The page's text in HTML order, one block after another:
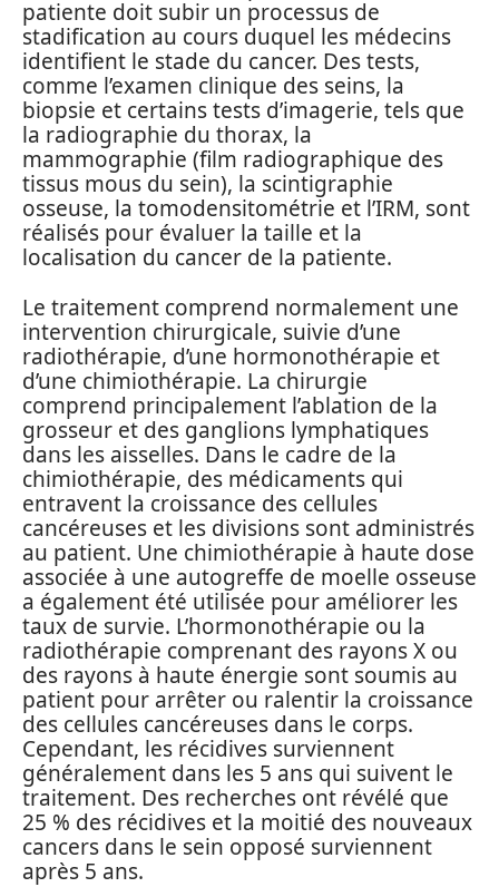
patiente doit subir un processus de
stadification au cours duquel les médecins
identifient le stade du cancer. Des tests,
comme l’examen clinique des seins, la
biopsie et certains tests d’imagerie, tels que
la radiographie du thorax, la
mammographie (film radiographique des
tissus mous du sein), la scintigraphie
osseuse, la tomodensitométrie et l’IRM, sont
réalisés pour évaluer la taille et la
localisation du cancer de la patiente.
Le traitement comprend normalement une
intervention chirurgicale, suivie d’une
radiothérapie, d’une hormonothérapie et
d’une chimiothérapie. La chirurgie
comprend principalement l’ablation de la
grosseur et des ganglions lymphatiques
dans les aisselles. Dans le cadre de la
chimiothérapie, des médicaments qui
entravent la croissance des cellules
cancéreuses et les divisions sont administrés
au patient. Une chimiothérapie à haute dose
associée à une autogreffe de moelle osseuse
a également été utilisée pour améliorer les
taux de survie. L’hormonothérapie ou la
radiothérapie comprenant des rayons X ou
des rayons à haute énergie sont soumis au
patient pour arrêter ou ralentir la croissance
des cellules cancéreuses dans le corps.
Cependant, les récidives surviennent
généralement dans les 5 ans qui suivent le
traitement. Des recherches ont révélé que
25 % des récidives et la moitié des nouveaux
cancers dans le sein opposé surviennent
après 5 ans.